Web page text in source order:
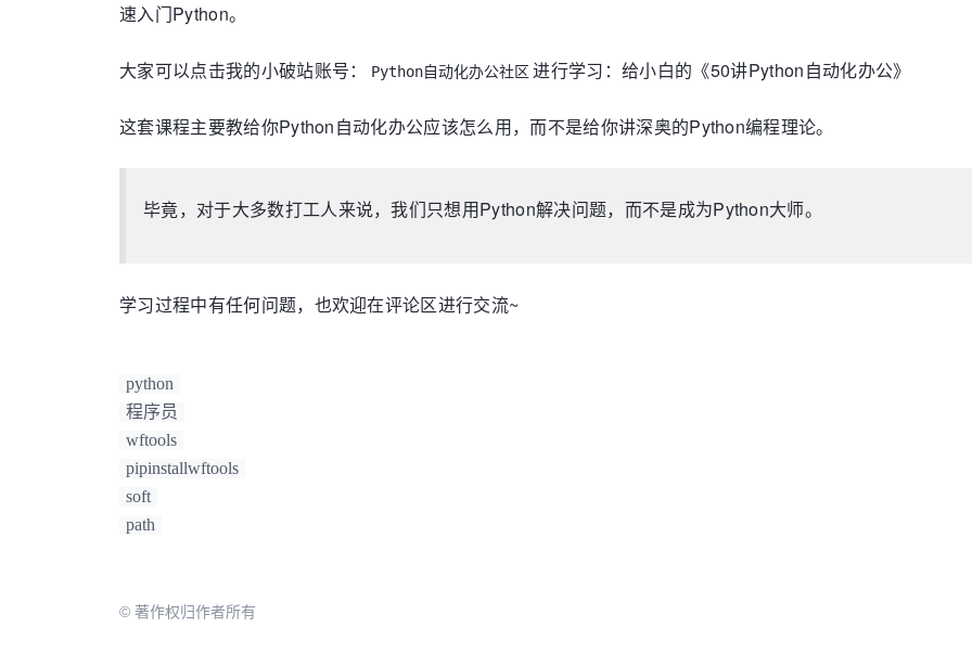
速入门Python。
大家可以点击我的小破站账号： Python自动化办公社区 进行学习：给小白的《50讲Python自动化办公》
这套课程主要教给你Python自动化办公应该怎么用，而不是给你讲深奥的Python编程理论。
毕竟，对于大多数打工人来说，我们只想用Python解决问题，而不是成为Python大师。
学习过程中有任何问题，也欢迎在评论区进行交流~
python
程序员
wftools
pipinstallwftools
soft
path
© 著作权归作者所有